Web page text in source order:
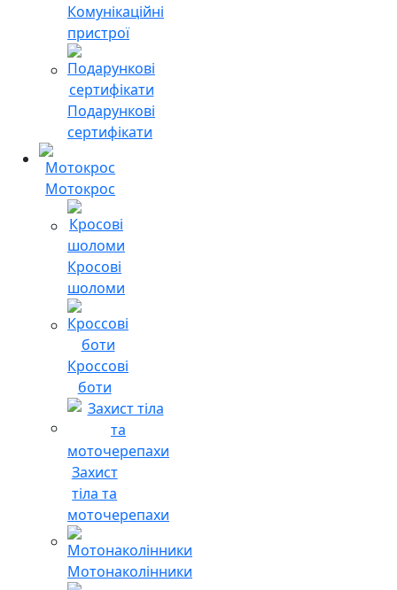
Комунікаційні
пристрої
Подарункові
сертифікати
Мотокрос
Кросові
шоломи
Кроссові
боти
Захист
тіла та
моточерепахи
Мотонаколінники